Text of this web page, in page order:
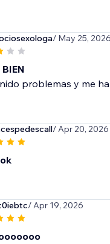
/ May 25, 2026
BIEN
problemas y me
/ Apr 20, 2026
/ Apr 19, 2026